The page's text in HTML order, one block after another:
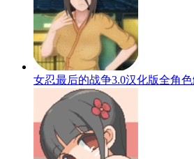
女忍最后的战争3.0汉化版全角